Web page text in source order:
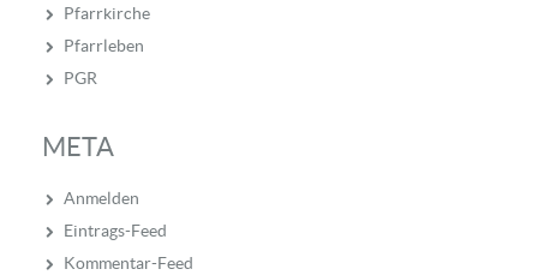
Pfarrkirche
Pfarrleben
PGR
META
Anmelden
Eintrags-Feed
Kommentar-Feed